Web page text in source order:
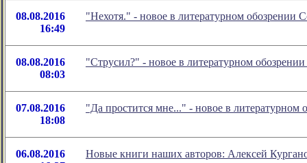
08.08.2016
16:49
"Нехотя." - новое в литературном обозрении
08.08.2016
08:03
"Струсил?" - новое в литературном
07.08.2016
18:08
"Да простится мне..." - новое в
06.08.2016
Новые книги наших авторов: Алексей